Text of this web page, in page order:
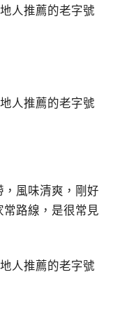
風味清爽，剛好
路線，是很常見